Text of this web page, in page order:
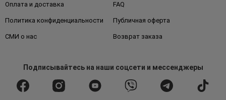
Оплата и доставка FAQ
Политика конфиденциальности Публичная оферта
СМИ о нас Возврат заказа
Подписывайтесьна наши соцсети и мессенджеры